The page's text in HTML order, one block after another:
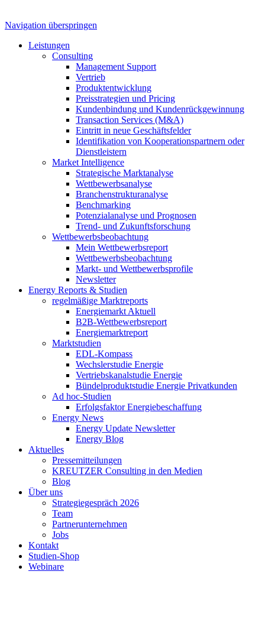
Navigation überspringen
Leistungen
Consulting
Management Support
Vertrieb
Produktentwicklung
Preisstrategien und Pricing
Kundenbindung und Kundenrückgewinnung
Transaction Services (M&A)
Eintritt in neue Geschäftsfelder
Identifikation von Kooperationspartnern oder
Dienstleistern
Market Intelligence
Strategische Marktanalyse
Wettbewerbsanalyse
Branchenstrukturanalyse
Benchmarking
Potenzialanalyse und Prognosen
Trend- und Zukunftsforschung
Wettbewerbs­beobachtung
Mein Wettbewerbsreport
Wettbewerbsbeobachtung
Markt- und Wettbewerbsprofile
Newsletter
Energy Reports & Studien
regelmäßige Marktreports
Energiemarkt Aktuell
B2B-Wettbewerbsreport
Energiemarktreport
Marktstudien
EDL-Kompass
Wechslerstudie Energie
Vertriebskanalstudie Energie
Bündelproduktstudie Energie Privatkunden
Ad hoc-Studien
Erfolgsfaktor Energiebeschaffung
Energy News
Energy Update Newsletter
Energy Blog
Aktuelles
Pressemitteilungen
KREUTZER Consulting in den Medien
Blog
Über uns
Strategiegespräch 2026
Team
Partnerunternehmen
Jobs
Kontakt
Studien-Shop
Webinare